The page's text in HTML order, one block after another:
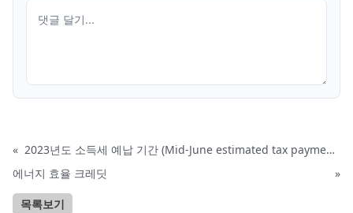
«
2023년도 소득세 예납 기간 (Mid-June estimated tax payment deadline)
에너지 효율 크레딧
»
목록보기